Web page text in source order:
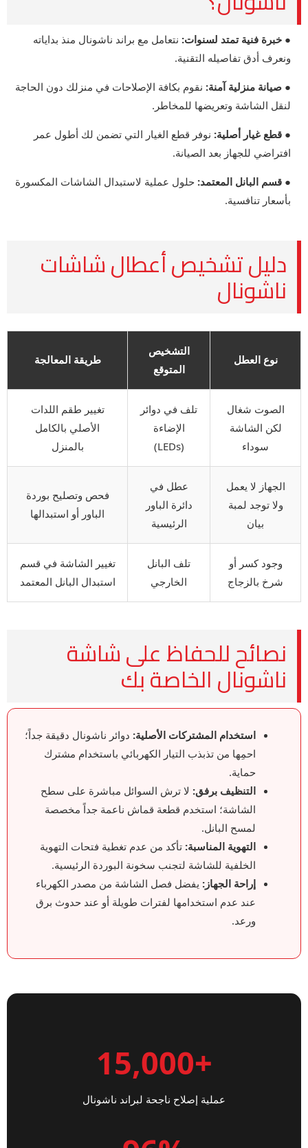
● خبرة فنية تمتد لسنوات: نتعامل مع براند ناشونال منذ بداياته
ونعرف أدق تفاصيله التقنية.
● صيانة منزلية آمنة: نقوم بكافة الإصلاحات في منزلك دون الحاجة
لنقل الشاشة وتعريضها للمخاطر.
● قطع غيار أصلية: نوفر قطع الغيار التي تضمن لك أطول عمر
افتراضي للجهاز بعد الصيانة.
● قسم البانل المعتمد: حلول عملية لاستبدال الشاشات المكسورة
بأسعار تنافسية.
دليل تشخيص أعطال شاشات
ناشونال
نوع العطل
التشخيص
المتوقع
طريقة المعالجة
الصوت شغال
لكن الشاشة
سوداء
تلف في دوائر
الإضاءة
(LEDs)
تغيير طقم اللدات
الأصلي بالكامل
بالمنزل
الجهاز لا يعمل
ولا توجد لمبة
بيان
عطل في
دائرة الباور
الرئيسية
فحص وتصليح بوردة
الباور أو استبدالها
وجود كسر أو
شرخ بالزجاج
تلف البانل
الخارجي
تغيير الشاشة في قسم
استبدال البانل المعتمد
نصائح للحفاظ على شاشة
ناشونال الخاصة بك
استخدام المشتركات الأصلية: دوائر ناشونال دقيقة جداً؛
احمِها من تذبذب التيار الكهربائي باستخدام مشترك
حماية.
التنظيف برفق: لا ترش السوائل مباشرة على سطح
الشاشة؛ استخدم قطعة قماش ناعمة جداً مخصصة
لمسح البانل.
التهوية المناسبة: تأكد من عدم تغطية فتحات التهوية
الخلفية للشاشة لتجنب سخونة البوردة الرئيسية.
إراحة الجهاز: يفضل فصل الشاشة من مصدر الكهرباء
عند عدم استخدامها لفترات طويلة أو عند حدوث برق
ورعد.
+15,000
عملية إصلاح ناجحة لبراند ناشونال